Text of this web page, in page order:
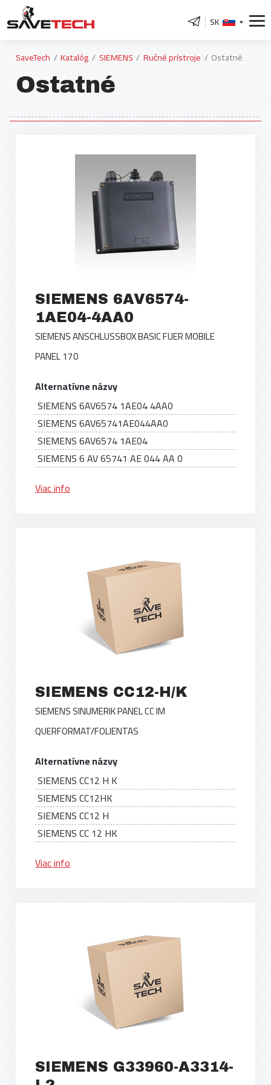
SK
SaveTech Katalóg SIEMENS Ručné prístroje Ostatné
Ostatné
SIEMENS 6AV6574-
1AE04-4AA0
SIEMENS ANSCHLUSSBOX BASIC FUER MOBILE
PANEL 170
Alternatívne názvy
SIEMENS 6AV6574 1AE04 4AA0
SIEMENS 6AV65741AE044AA0
SIEMENS 6AV6574 1AE04
SIEMENS 6 AV 65741 AE 044 AA 0
Viac info
SIEMENS CC12-H/K
SIEMENS SINUMERIK PANEL CC IM
QUERFORMAT/FOLIENTAS
Alternatívne názvy
SIEMENS CC12 H K
SIEMENS CC12HK
SIEMENS CC12 H
SIEMENS CC 12 HK
Viac info
SIEMENS G33960-A3314-